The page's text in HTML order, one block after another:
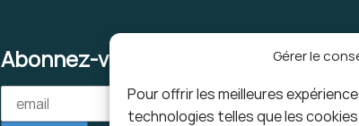
Gérer le
Pour offrir les meilleures
technologies telles que les
Abonnez-vous à notre newsletter